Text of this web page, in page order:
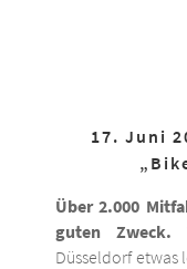
17. Juni
Über 2.000
guten Zweck.
Düsseldorf etwas